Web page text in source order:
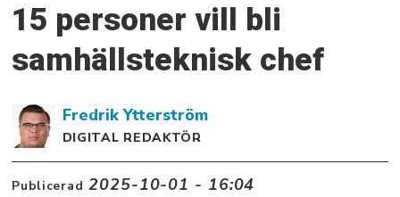
15 personer vill bli
samhällsteknisk chef
Fredrik Ytterström
DIGITAL REDAKTÖR
Publicerad 2025-10-01 - 16:04